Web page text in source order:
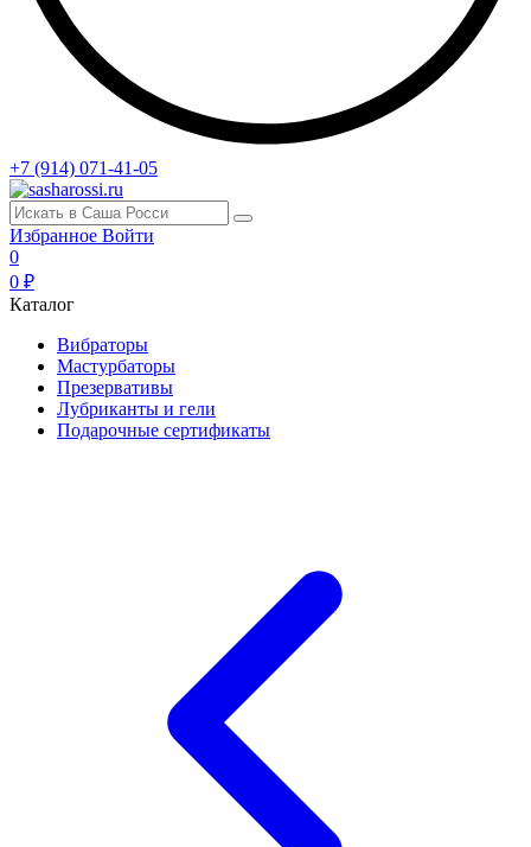
+7 (914) 071-41-05
Избранное Войти
0
0 ₽
Каталог
Вибраторы
Мастурбаторы
Презервативы
Лубриканты и гели
Подарочные сертификаты